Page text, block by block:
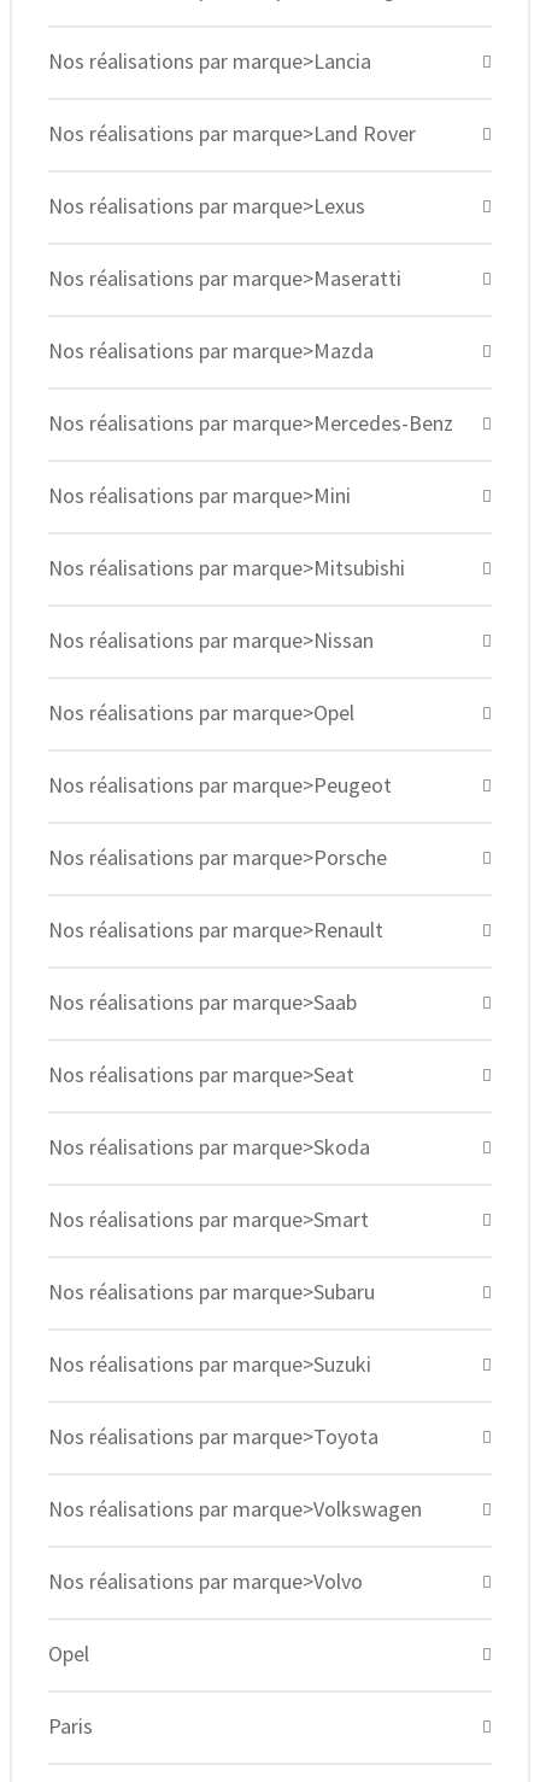
Nos réalisations par marque>Lancia
Nos réalisations par marque>Land Rover
Nos réalisations par marque>Lexus
Nos réalisations par marque>Maseratti
Nos réalisations par marque>Mazda
Nos réalisations par marque>Mercedes-Benz
Nos réalisations par marque>Mini
Nos réalisations par marque>Mitsubishi
Nos réalisations par marque>Nissan
Nos réalisations par marque>Opel
Nos réalisations par marque>Peugeot
Nos réalisations par marque>Porsche
Nos réalisations par marque>Renault
Nos réalisations par marque>Saab
Nos réalisations par marque>Seat
Nos réalisations par marque>Skoda
Nos réalisations par marque>Smart
Nos réalisations par marque>Subaru
Nos réalisations par marque>Suzuki
Nos réalisations par marque>Toyota
Nos réalisations par marque>Volkswagen
Nos réalisations par marque>Volvo
Opel
Paris